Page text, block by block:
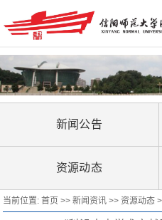
新闻公告
资源动态
当前位置:首页 >>新闻资讯 >>资源动态